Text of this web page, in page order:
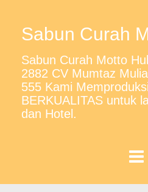
Sabun Curah
Sabun Curah Motto
2882 CV Mumtaz
555 Kami
BERKUALITAS untuk
dan Hotel.